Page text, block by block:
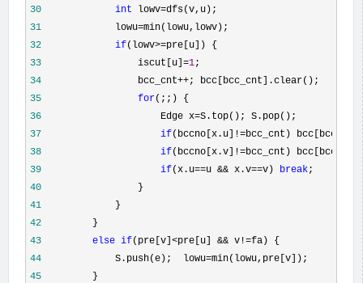
30
int lowv=
31
             lowu=
32
if(lowv>=
33
                 iscut[u]=
1
34
                 bcc_cnt++
35
for
36
                     Edge x=
37
if(bccno[x.u]!=bcc_cnt)
38
if(bccno[x.v]!=bcc_cnt)
39
if(x.u==u && x.v==v) break
40
41
42
43
else if(pre[v]<pre[u] && v!=
44
             S.push(e);  lowu=
45